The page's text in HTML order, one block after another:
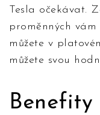
Tesla očekávat.
proměnných
můžete v
můžete svou
Benefity